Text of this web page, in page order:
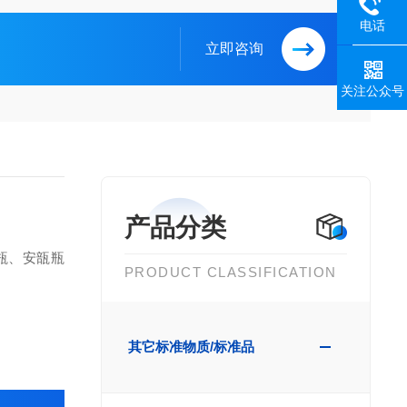
立即咨询
产品分类
PRODUCT CLASSIFICATION
其它标准物质/标准品
、安瓿瓶
电话
关注公众号